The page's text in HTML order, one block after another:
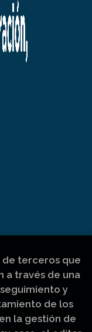
de terceros que
a través de una
y
de los
la gestión de